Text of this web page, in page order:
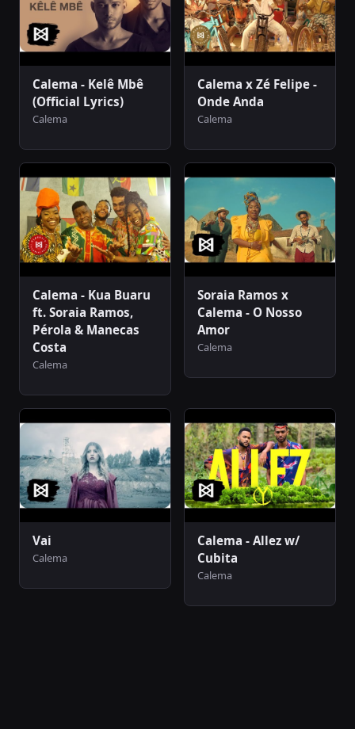
Calema - Kelê Mbê
(Official Lyrics)
Calema
Calema x Zé Felipe -
Onde Anda
Calema
Calema - Kua Buaru
ft. Soraia Ramos,
Pérola & Manecas
Costa
Calema
Soraia Ramos x
Calema - O Nosso
Amor
Calema
Vai
Calema
Calema - Allez w/
Cubita
Calema